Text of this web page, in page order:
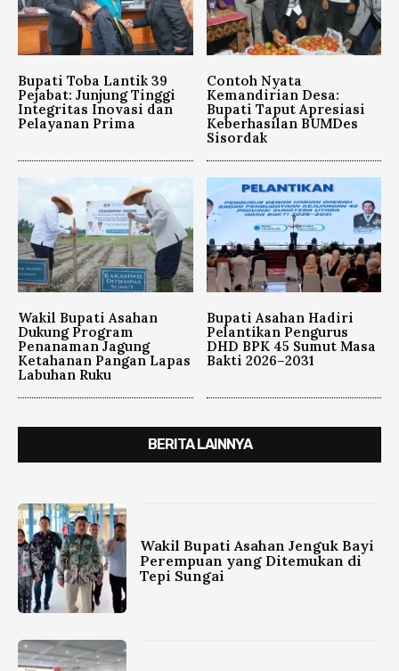
Bupati Toba Lantik 39
Pejabat: Junjung Tinggi
Integritas Inovasi dan
Pelayanan Prima
Contoh Nyata
Kemandirian Desa:
Bupati Taput Apresiasi
Keberhasilan BUMDes
Sisordak
Wakil Bupati Asahan
Dukung Program
Penanaman Jagung
Ketahanan Pangan Lapas
Labuhan Ruku
Bupati Asahan Hadiri
Pelantikan Pengurus
DHD BPK 45 Sumut Masa
Bakti 2026–2031
BERITA LAINNYA
Wakil Bupati Asahan Jenguk Bayi
Perempuan yang Ditemukan di
Tepi Sungai